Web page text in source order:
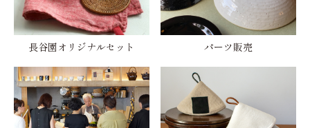
長谷園オリジナルセット パーツ販売